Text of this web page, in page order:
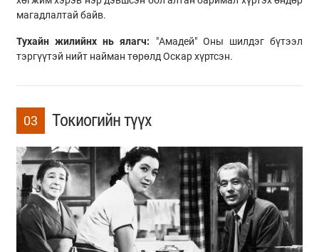
магадлалтай байв.
Тухайн жилийнх нь ялагч: "Амадей" Оны шилдэг бүтээл
тэргүүтэй нийт найман төрөлд Оскар хүртсэн.
03 Токиогийн түүх